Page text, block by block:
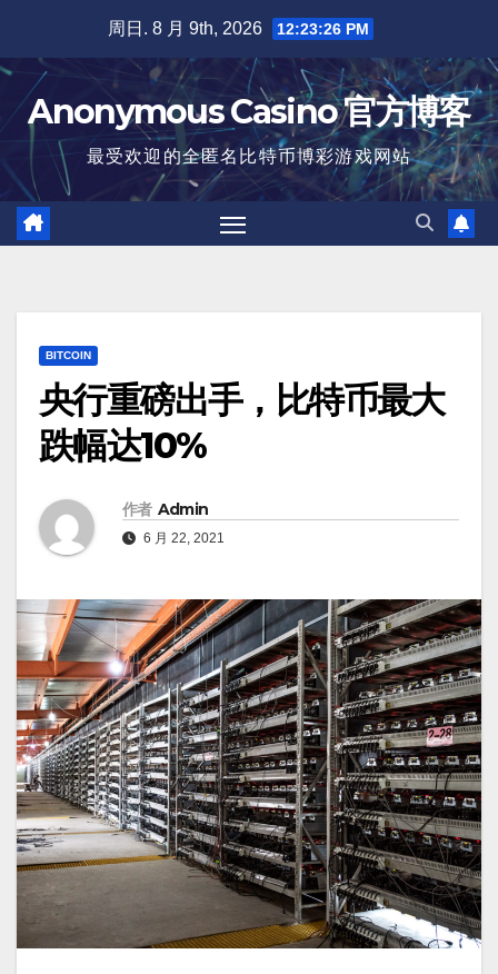
内
容
周日. 8 月 9th, 2026 12:23:27 PM
Anonymous Casino 官方博客
最受欢迎的全匿名比特币博彩游戏网站
BITCOIN
央行重磅出手，比特币最大
跌幅达10%
作者 Admin
6 月 22, 2021